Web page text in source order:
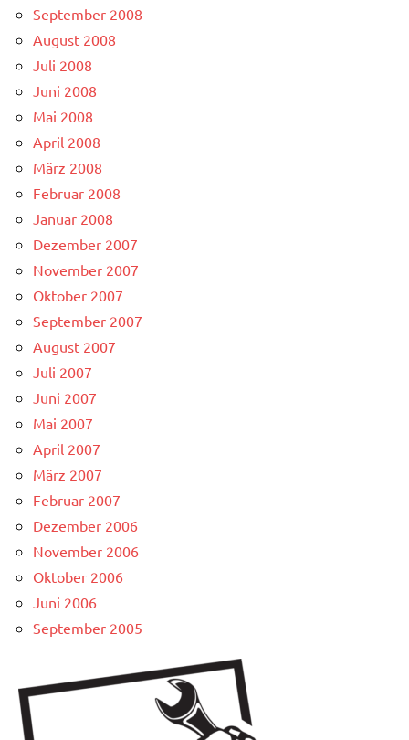
September 2008
August 2008
Juli 2008
Juni 2008
Mai 2008
April 2008
März 2008
Februar 2008
Januar 2008
Dezember 2007
November 2007
Oktober 2007
September 2007
August 2007
Juli 2007
Juni 2007
Mai 2007
April 2007
März 2007
Februar 2007
Dezember 2006
November 2006
Oktober 2006
Juni 2006
September 2005